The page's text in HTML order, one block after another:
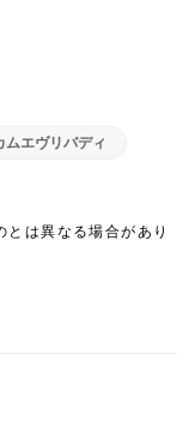
ムエヴリバディ
は異なる場合があり